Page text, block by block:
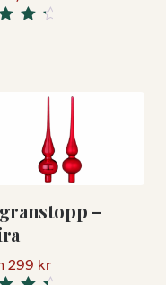
–
299 kr